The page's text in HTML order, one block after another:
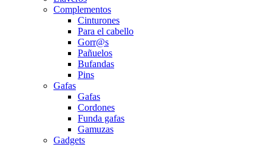
Complementos
Cinturones
Para el cabello
Gorr@s
Pañuelos
Bufandas
Pins
Gafas
Gafas
Cordones
Funda gafas
Gamuzas
Gadgets